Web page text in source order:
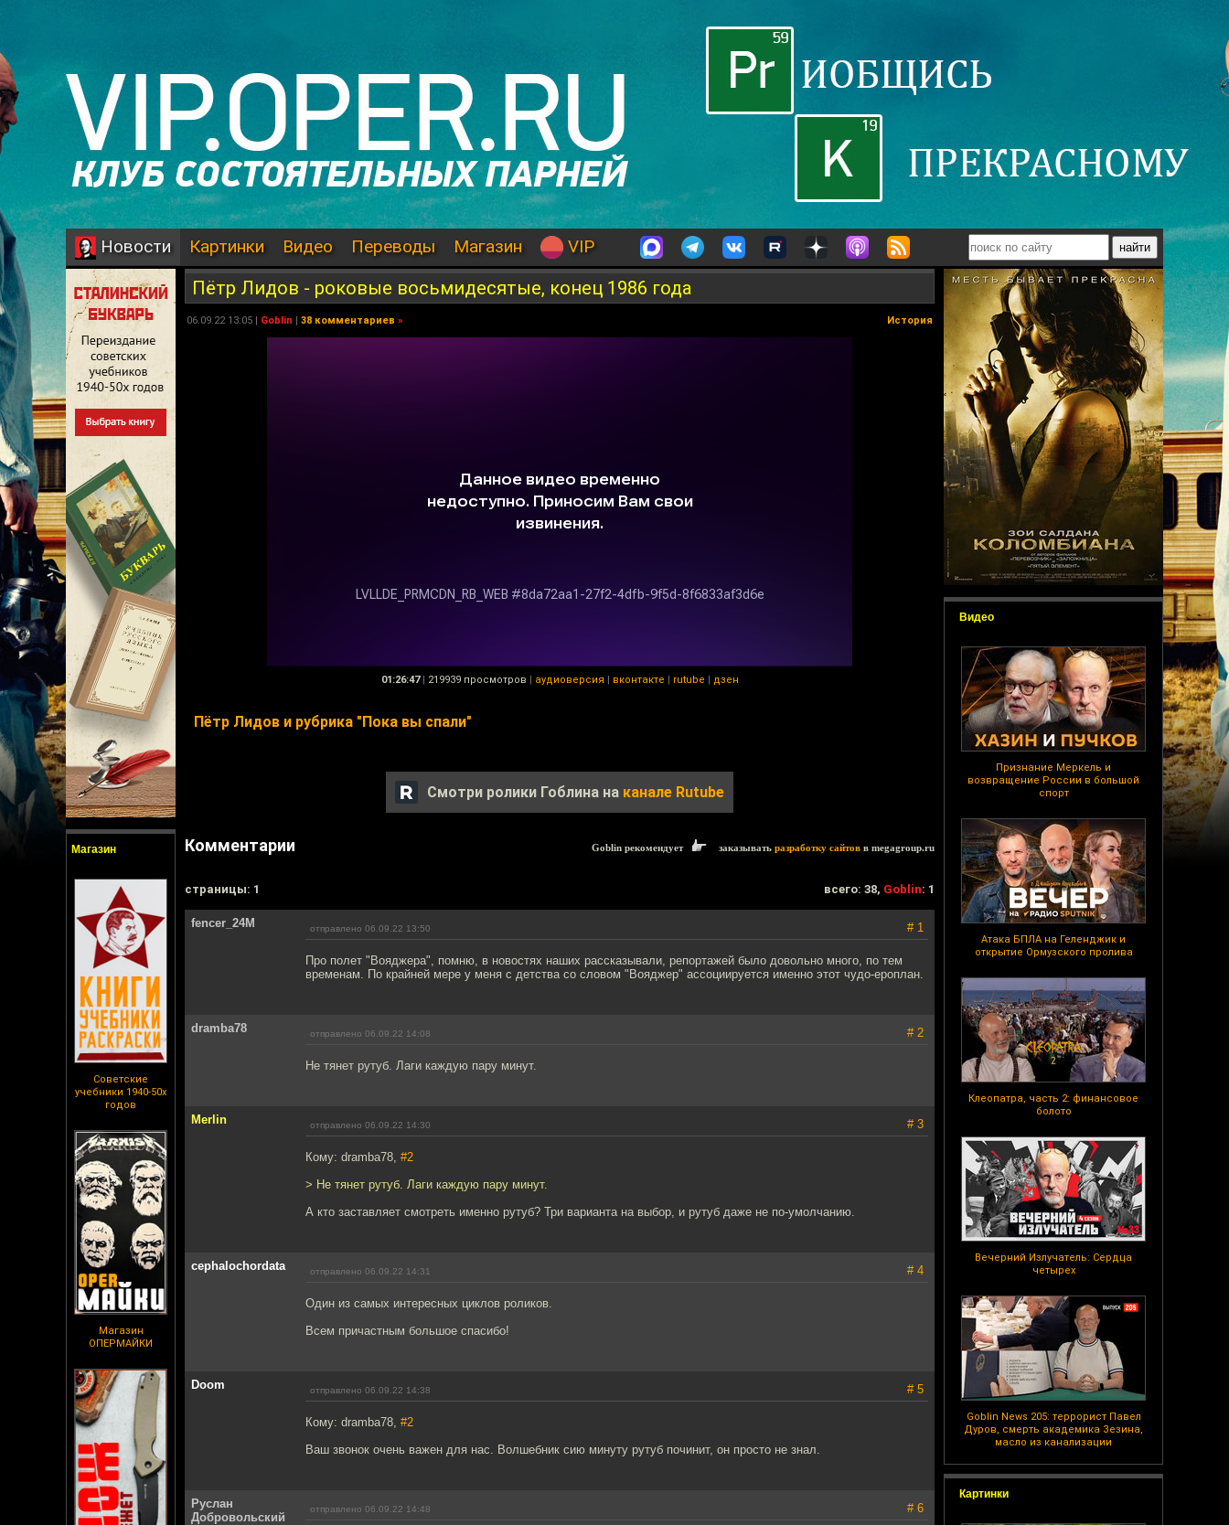
Новости Картинки Видео Переводы Магазин VIP
Магазин
Советские
учебники 1940-50х
годов
Магазин
ОПЕРМАЙКИ
Видео
Признание Меркель и
возвращение России в большой
спорт
Атака БПЛА на Геленджик и
открытие Ормузского пролива
Клеопатра, часть 2: финансовое
болото
Вечерний Излучатель: Сердца
четырех
Goblin News 205: террорист Павел
Дуров, смерть академика Зезина,
масло из канализации
Картинки
Пётр Лидов - роковые восьмидесятые, конец 1986 года
06.09.22 13:05 | Goblin | 38 комментариев » История
01:26:47 | 219939 просмотров | аудиоверсия | вконтакте | rutube | дзен
Пётр Лидов и рубрика "Пока вы спали"
Смотри ролики Гоблина на канале Rutube
Комментарии Goblin рекомендует заказывать разработку сайтов в megagroup.ru
cтраницы: 1 всего: 38, Goblin: 1
fencer_24M отправлено 06.09.22 13:50 # 1
Про полет "Вояджера", помню, в новостях наших рассказывали, репортажей было довольно много, по тем
временам. По крайней мере у меня с детства со словом "Вояджер" ассоциируется именно этот чудо-ероплан.
dramba78 отправлено 06.09.22 14:08 # 2
Не тянет рутуб. Лаги каждую пару минут.
Merlin отправлено 06.09.22 14:30 # 3
Кому: dramba78, #2
> Не тянет рутуб. Лаги каждую пару минут.
А кто заставляет смотреть именно рутуб? Три варианта на выбор, и рутуб даже не по-умолчанию.
cephalochordata отправлено 06.09.22 14:31 # 4
Один из самых интересных циклов роликов.
Всем причастным большое спасибо!
Doom отправлено 06.09.22 14:38 # 5
Кому: dramba78, #2
Ваш звонок очень важен для нас. Волшебник сию минуту рутуб починит, он просто не знал.
Руслан
Добровольский
отправлено 06.09.22 14:48 # 6